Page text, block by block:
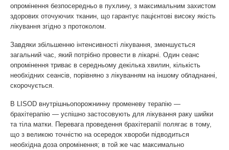
опромінення безпосередньо в пухлину, з максимальним захистом
здорових оточуючих тканин, що гарантує пацієнтові високу якість
лікування згідно з протоколом.
Завдяки збільшенню інтенсивності лікування, зменшується
загальний час, який потрібно провести в лікарні. Один сеанс
опромінення триває в середньому декілька хвилин, кількість
необхідних сеансів, порівняно з лікуванням на іншому обладнанні,
скорочується.
В LISOD внутрішньопорожнинну променеву терапію —
брахітерапію — успішно застосовують для лікування раку шийки
та тіла матки. Перевага проведення брахітерапії полягає в тому,
що з великою точністю на осередок хвороби підводиться
необхідна доза опромінення; в той же час максимально